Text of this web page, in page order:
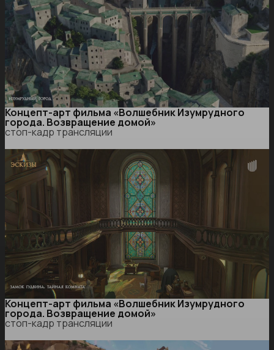
Концепт-арт фильма «Волшебник Изумрудного
города. Возвращение домой»
стоп-кадр трансляции
Концепт-арт фильма «Волшебник Изумрудного
города. Возвращение домой»
стоп-кадр трансляции